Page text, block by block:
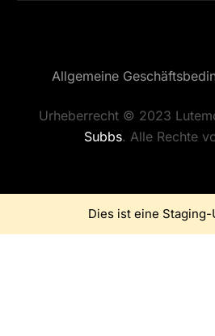
Urheberrecht © 2023
Subbs. Alle Rechte
Allgemeine
Dies ist eine Staging-